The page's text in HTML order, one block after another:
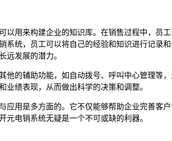
以用来构建企业的知识库。在销售过程中，员
系统，员工可以将自己的经验和知识进行记录
远发展的潜力。
他的辅助功能，如自动拨号、呼叫中心管理等
业绩表现，从而做出科学的决策和调整。
应用是多方面的。它不仅能够帮助企业完善客
元电销系统无疑是一个不可或缺的利器。